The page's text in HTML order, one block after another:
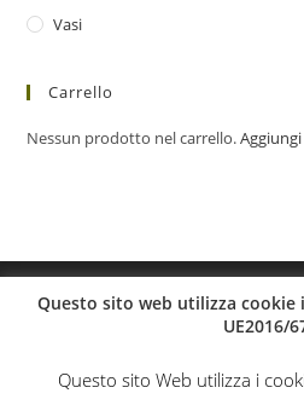
Vasi
Carrello
Nessun prodotto nel carrello.
Questo sito web utilizza cookie
UE2016/
Questo sito Web utilizza i